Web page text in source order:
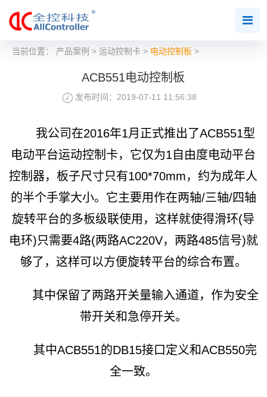
当前位置： 产品案例 > 运动控制卡> 电动控制板 >
ACB551电动控制板
发布时间：2019-07-11 11:56:38
我公司在2016年1月正式推出了ACB551型
电动平台运动控制卡，它仅为1自由度电动平台
控制器，板子尺寸只有100*70mm，约为成年人
的半个手掌大小。它主要用作在两轴/三轴/四轴
旋转平台的多板级联使用，这样就使得滑环(导
电环)只需要4路(两路AC220V，两路485信号)就
够了，这样可以方便旋转平台的综合布置。
其中保留了两路开关量输入通道，作为安全
带开关和急停开关。
其中ACB551的DB15接口定义和ACB550完
全一致。